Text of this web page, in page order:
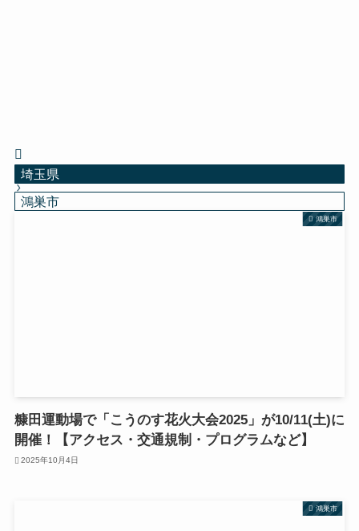
埼玉県
鴻巣市
鴻巣市
糠田運動場で「こうのす花火大会2025」が10/11(土)に
開催！【アクセス・交通規制・プログラムなど】
2025年10月4日
鴻巣市